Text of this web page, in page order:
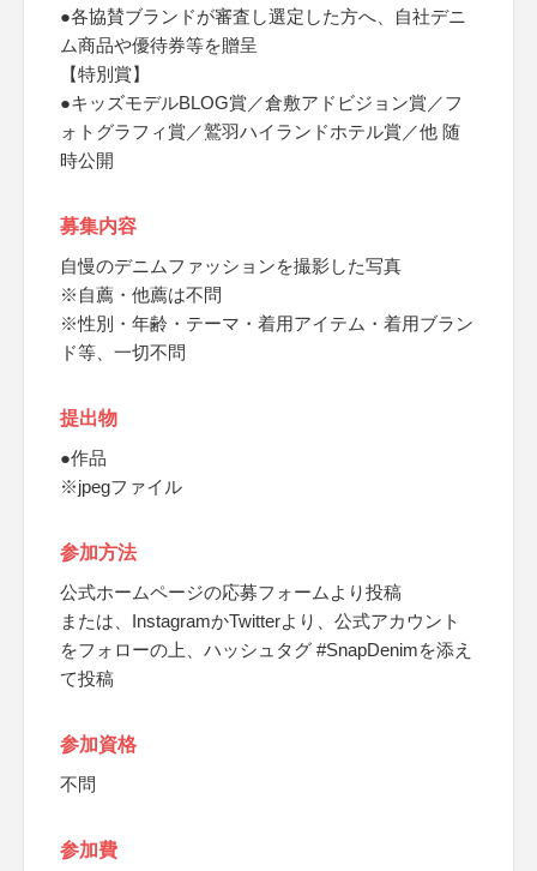
●各協賛ブランドが審査し選定した方へ、自社デニ
ム商品や優待券等を贈呈
【特別賞】
●キッズモデルBLOG賞／倉敷アドビジョン賞／フ
ォトグラフィ賞／鷲羽ハイランドホテル賞／他 随
時公開
募集内容
自慢のデニムファッションを撮影した写真
※自薦・他薦は不問
※性別・年齢・テーマ・着用アイテム・着用ブラン
ド等、一切不問
提出物
●作品
※jpegファイル
参加方法
公式ホームページの応募フォームより投稿
または、InstagramかTwitterより、公式アカウント
をフォローの上、ハッシュタグ #SnapDenimを添え
て投稿
参加資格
不問
参加費